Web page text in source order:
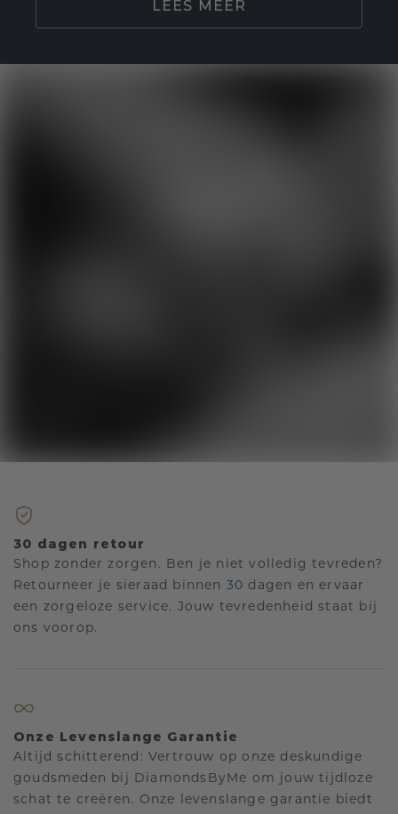
LEES MEER
30 dagen retour
Shop zonder zorgen. Ben je niet volledig tevreden?
Retourneer je sieraad binnen 30 dagen en ervaar
een zorgeloze service. Jouw tevredenheid staat bij
ons voorop.
Onze Levenslange Garantie
Altijd schitterend: Vertrouw op onze deskundige
goudsmeden bij DiamondsByMe om jouw tijdloze
schat te creëren. Onze levenslange garantie biedt